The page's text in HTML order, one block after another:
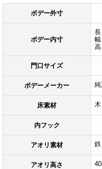
ボデー外寸
ボデー内寸
門口サイズ
ボデーメーカー 純
床素材 木
内フック
アオリ素材 鉄
アオリ高さ